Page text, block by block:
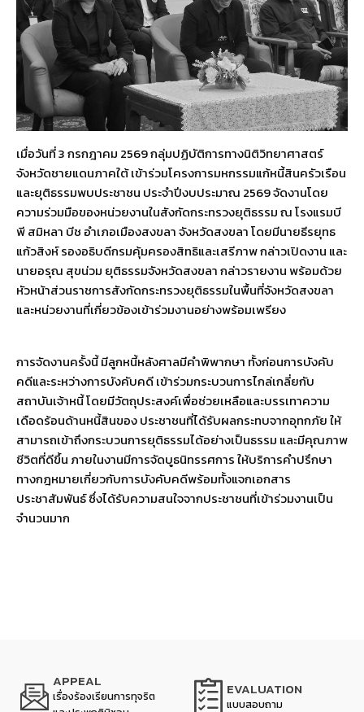
เมื่อวันที่ 3 กรกฎาคม 2569 กลุ่มปฏิบัติการทางนิติวิทยาศาสตร์
จังหวัดชายแดนภาคใต้ เข้าร่วมโครงการมหกรรมแก้หนี้สินครัวเรือน
และยุติธรรมพบประชาชน ประจำปีงบประมาณ 2569 จัดงานโดย
ความร่วมมือของหน่วยงานในสังกัดกระทรวงยุติธรรม ณ โรงแรมบี
พี สมิหลา บีช อำเภอเมืองสงขลา จังหวัดสงขลา โดยมีนายธีรยุทธ
แก้วสิงห์ รองอธิบดีกรมคุ้มครองสิทธิและเสรีภาพ กล่าวเปิดงาน และ
นายอรุณ สุขน่วม ยุติธรรมจังหวัดสงขลา กล่าวรายงาน พร้อมด้วย
หัวหน้าส่วนราชการสังกัดกระทรวงยุติธรรมในพื้นที่จังหวัดสงขลา
และหน่วยงานที่เกี่ยวข้องเข้าร่วมงานอย่างพร้อมเพรียง
การจัดงานครั้งนี้ มีลูกหนี้หลังศาลมีคำพิพากษา ทั้งก่อนการบังคับ
คดีและระหว่างการบังคับคดี เข้าร่วมกระบวนการไกล่เกลี่ยกับ
สถาบันเจ้าหนี้ โดยมีวัตถุประสงค์เพื่อช่วยเหลือและบรรเทาความ
เดือดร้อนด้านหนี้สินของ ประชาชนที่ได้รับผลกระทบจากอุทกภัย ให้
สามารถเข้าถึงกระบวนการยุติธรรมได้อย่างเป็นธรรม และมีคุณภาพ
ชีวิตที่ดีขึ้น ภายในงานมีการจัดบูธนิทรรศการ ให้บริการคำปรึกษา
ทางกฎหมายเกี่ยวกับการบังคับคดีพร้อมทั้งแจกเอกสาร
ประชาสัมพันธ์ ซึ่งได้รับความสนใจจากประชาชนที่เข้าร่วมงานเป็น
จำนวนมาก
APPEAL
เรื่องร้องเรียนการทุจริต
EVALUATION
แบบสอบถาม